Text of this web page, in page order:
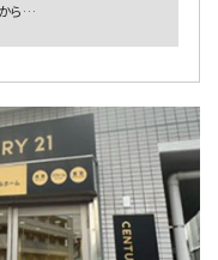
ら…
4ＬＤＫ
海老名駅
18分・歩6分
。 …